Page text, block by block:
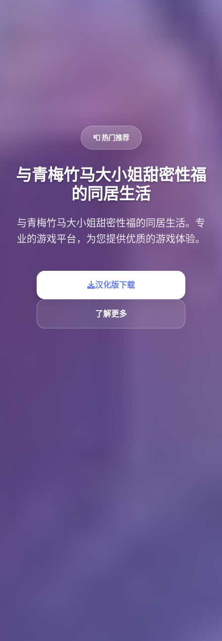
📮 热门推荐
与青梅竹马大小姐甜密性福
的同居生活
与青梅竹马大小姐甜密性福的同居生活。专
业的游戏平台，为您提供优质的游戏体验。
汉化版下载
了解更多